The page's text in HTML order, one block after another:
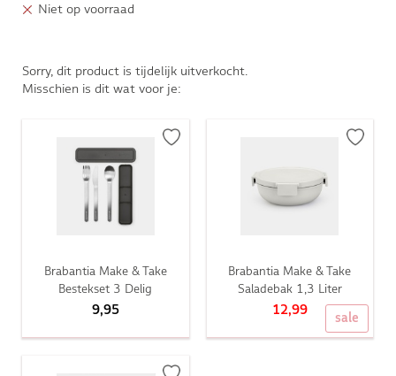
Niet op voorraad
Sorry, dit product is tijdelijk uitverkocht.
Misschien is dit wat voor je:
Brabantia Make & Take
Bestekset 3 Delig
9,95
sale
Brabantia Make & Take
Saladebak 1,3 Liter
12,99